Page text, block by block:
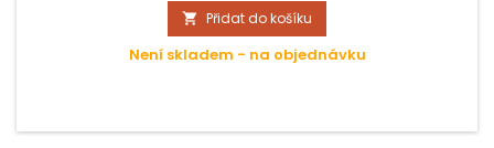
 Přidat do košíku
Není skladem - na objednávku